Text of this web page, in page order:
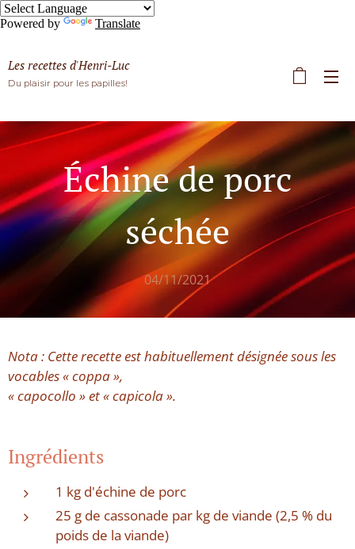
Powered by Translate
Les recettes d'Henri-Luc
Du plaisir pour les papilles!
Échine de porc
séchée
04/11/2021
Nota : Cette recette est habituellement désignée sous les
vocables « coppa »,
« capocollo » et « capicola ».
Ingrédients
1 kg d'échine de porc
25 g de cassonade par kg de viande (2,5 % du
poids de la viande)